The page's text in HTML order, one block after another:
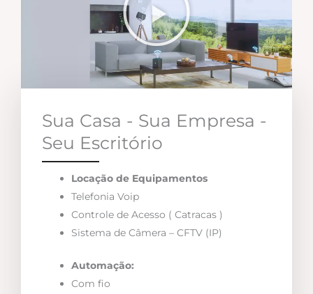
Sua Casa - Sua Empresa -
Seu Escritório
Locação de Equipamentos
Telefonia Voip
Controle de Acesso ( Catracas )
Sistema de Câmera – CFTV (IP)
Automação:
Com fio